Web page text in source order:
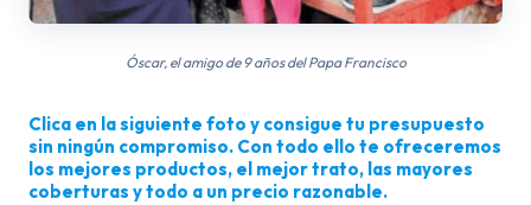
Óscar, el amigo de 9 años del Papa Francisco
Clica en la siguiente foto y consigue tu presupuesto
sin ningún compromiso. Con todo ello te ofreceremos
los mejores productos, el mejor trato, las mayores
coberturas y todo a un precio razonable.